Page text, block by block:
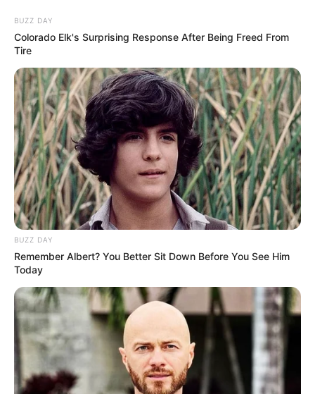
вмісту
Groza-news.info
Громада Закарпаття
Категорія:Політика
BUZZ DAY
Colorado Elk's Surprising Response After Being Freed From
Tire
BUZZ DAY
Remember Albert? You Better Sit Down Before You See Him
Today